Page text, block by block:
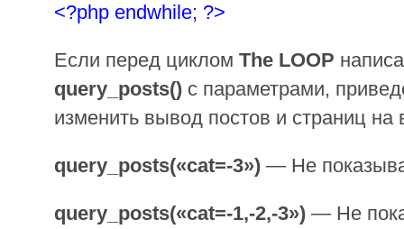
<?php endwhile; ?>
Если перед циклом The LOOP
query_posts() с параметрами,
изменить вывод постов и страниц
query_posts(«cat=-3») — Не
query_posts(«cat=-1,-2,-3») — Не